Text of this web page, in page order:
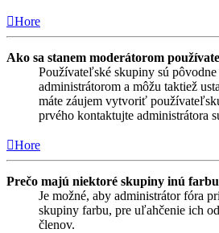
Hore
Ako sa stanem moderátorom
Používateľské skupiny sú
administrátorom a môžu taktiež
máte záujem vytvoriť
prvého kontaktujte administrátora
Hore
Prečo majú niektoré skupiny inú
Je možné, aby administrátor fóra
skupiny farbu, pre uľahčenie ich
členov.